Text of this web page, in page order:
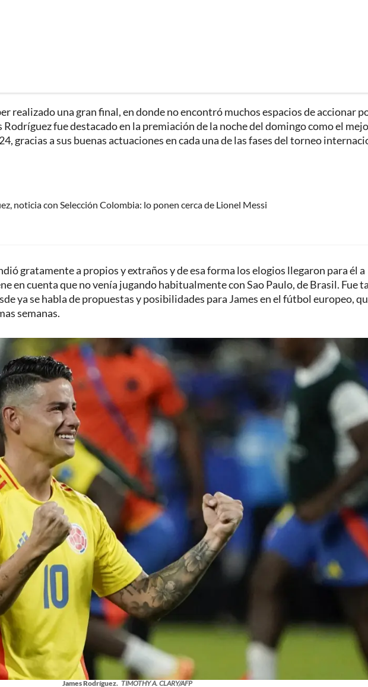
realizado una gran final, en donde no encontró muchos espacios de accionar
Rodríguez fue destacado en la premiación de la noche del domingo como el
gracias a sus buenas actuaciones en cada una de las fases del torneo
noticia con Selección Colombia: lo ponen cerca de Lionel Messi
gratamente a propios y extraños y de esa forma los elogios llegaron para él a
en cuenta que no venía jugando habitualmente con Sao Paulo, de Brasil. Fue
ya se habla de propuestas y posibilidades para James en el fútbol europeo,
semanas.
James Rodríguez. TIMOTHY A. CLARY/AFP